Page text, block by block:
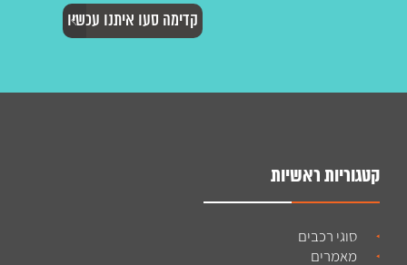
קטגוריות ראשיות
סוגי רכבים
מאמרים